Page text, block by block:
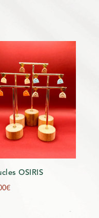
39,00€.19,50€.
OSIRIS
€